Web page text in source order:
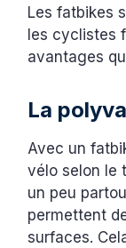
Les fatbikes
les cyclistes
avantages
La
Avec un
vélo selon le
un peu
permettent
surfaces.